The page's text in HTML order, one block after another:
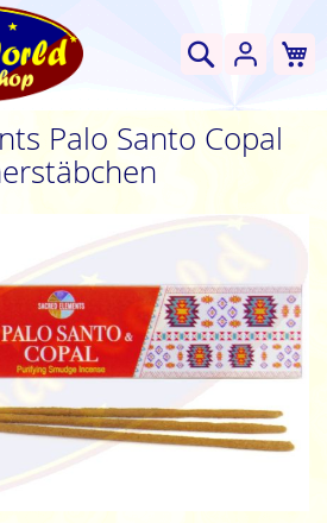
Suche
Palo Santo Copal